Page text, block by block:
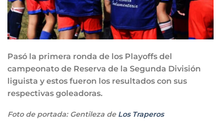
Pasó la primera ronda de los Playoffs del
campeonato de Reserva de la Segunda División
liguista y estos fueron los resultados con sus
respectivas goleadoras.
Foto de portada: Gentileza de Los Traperos